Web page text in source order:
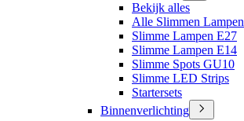
Bekijk alles
Alle Slimmen Lampen
Slimme Lampen E27
Slimme Lampen E14
Slimme Spots GU10
Slimme LED Strips
Startersets
Binnenverlichting